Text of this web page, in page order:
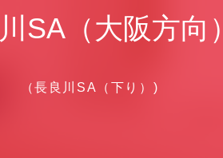
SA（大阪方向）
（長良川SA（下り）)